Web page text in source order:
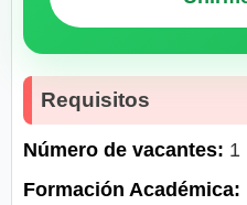
Requisitos
Número de vacantes: 1
Formación Académica: